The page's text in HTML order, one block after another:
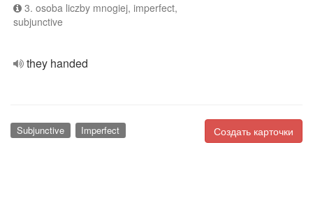
3. osoba liczby mnogiej, imperfect,
subjunctive
they handed
Создать карточки
Subjunctive Imperfect